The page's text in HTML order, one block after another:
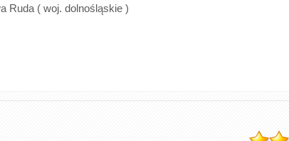
Ruda ( woj. dolnośląskie )